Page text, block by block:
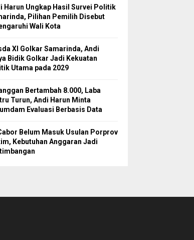
Harun Ungkap Hasil Survei Politik
Pilihan Pemilih Disebut
Wali Kota
XI Golkar Samarinda, Andi
Bidik Golkar Jadi Kekuatan
Utama pada 2029
Bertambah 8.000, Laba
Turun, Andi Harun Minta
Evaluasi Berbasis Data
Belum Masuk Usulan Porprov
Kebutuhan Anggaran Jadi